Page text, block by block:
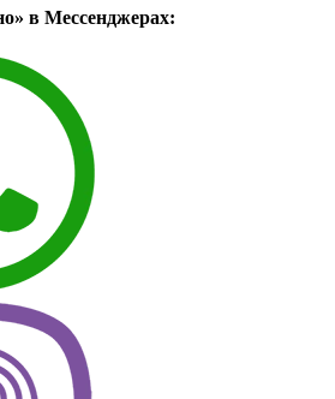
в Мессенджерах: